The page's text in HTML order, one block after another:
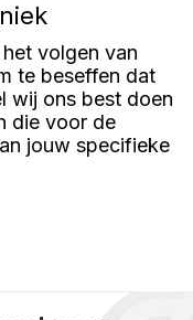
dat de schroeven snel
kies je de juiste
In dit artikel
we de belangrijkste
en waarom de maat
mm een uitstekende
is voor veel
volgen van
te beseffen dat
wij ons best doen
die voor de
jouw specifieke